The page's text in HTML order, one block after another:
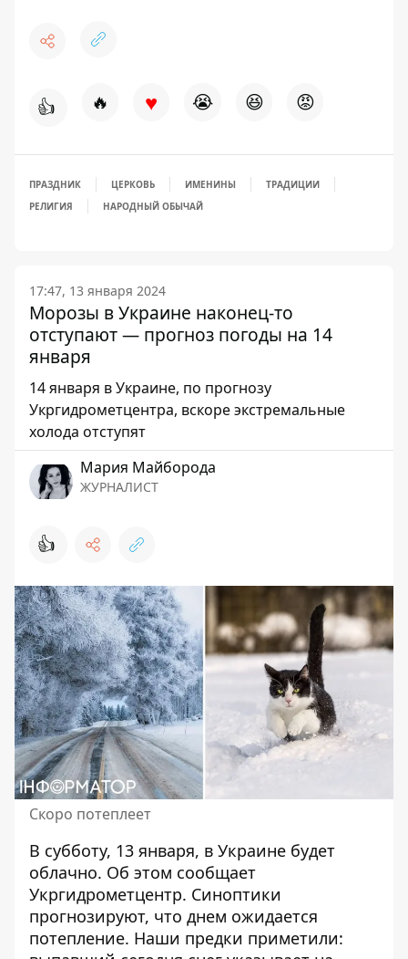
👍 🔥 ♥ 😭 😆 😡
ПРАЗДНИК ЦЕРКОВЬ ИМЕНИНЫ
ТРАДИЦИИ
РЕЛИГИЯ
НАРОДНЫЙ ОБЫЧАЙ
17:47, 13 января 2024
Морозы в Украине наконец-то
отступают — прогноз погоды на 14
января
14 января в Украине, по прогнозу
Укргидрометцентра, вскоре экстремальные
холода отступят
Мария Майборода
ЖУРНАЛИСТ
👍
Скоро потеплеет
В субботу, 13 января, в Украине будет
облачно. Об этом сообщает
Укргидрометцентр. Синоптики
прогнозируют, что днем ​​ожидается
потепление. Наши предки приметили: